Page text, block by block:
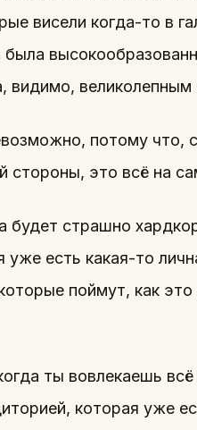
висели когда-то в
видимо, великолепным
потому что,
стороны, это всё на
будет страшно
есть какая-то
поймут, как
ты вовлекаешь
которая уже